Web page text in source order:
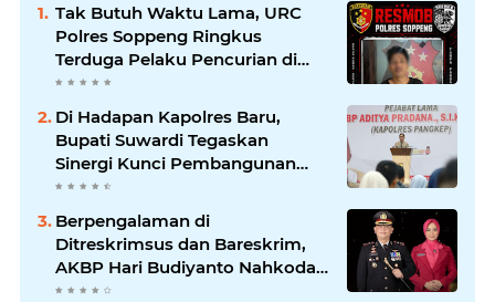
Tak Butuh Waktu Lama, URC
Polres Soppeng Ringkus
Terduga Pelaku Pencurian di
Liliriaja
Di Hadapan Kapolres Baru,
Bupati Suwardi Tegaskan
Sinergi Kunci Pembangunan
Soppeng
Berpengalaman di
Ditreskrimsus dan Bareskrim,
AKBP Hari Budiyanto Nahkodai
Polres Soppeng